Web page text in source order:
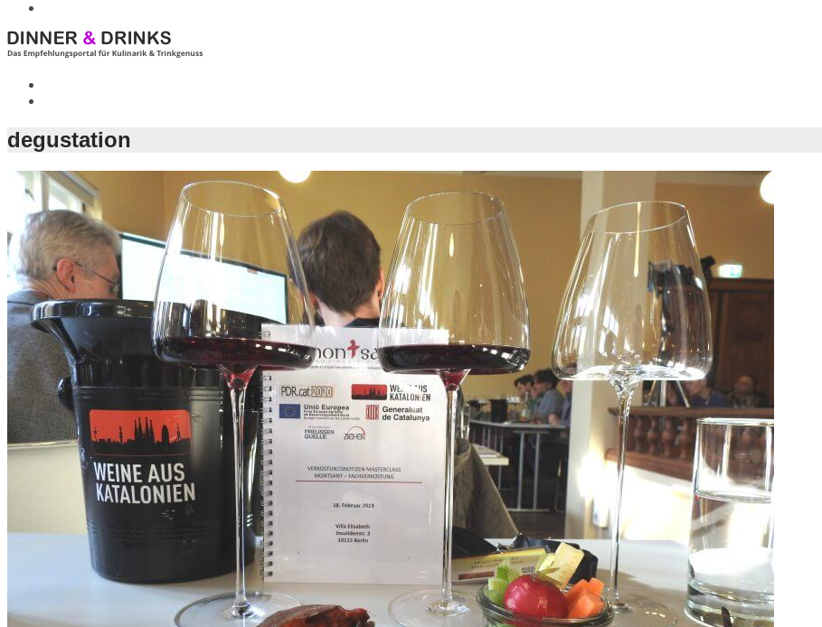
degustation